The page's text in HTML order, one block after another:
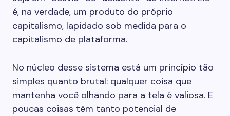
é, na verdade, um produto do próprio
capitalismo, lapidado sob medida para o
capitalismo de plataforma.
No núcleo desse sistema está um princípio tão
simples quanto brutal: qualquer coisa que
mantenha você olhando para a tela é valiosa. E
poucas coisas têm tanto potencial de